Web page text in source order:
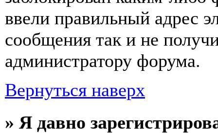
ввели правильный адрес
сообщения так и не
администратору форума.
Вернуться наверх
» Я давно